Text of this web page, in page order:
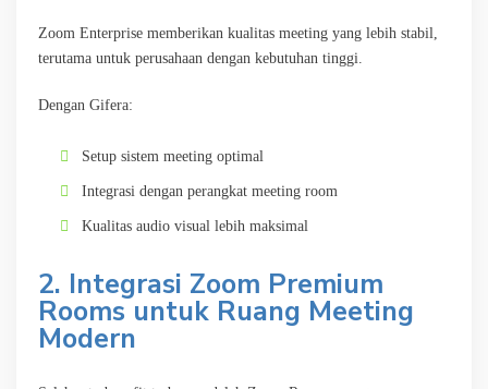
Zoom Enterprise memberikan kualitas meeting yang lebih stabil,
terutama untuk perusahaan dengan kebutuhan tinggi.
Dengan Gifera:
Setup sistem meeting optimal
Integrasi dengan perangkat meeting room
Kualitas audio visual lebih maksimal
2. Integrasi Zoom Premium
Rooms untuk Ruang Meeting
Modern